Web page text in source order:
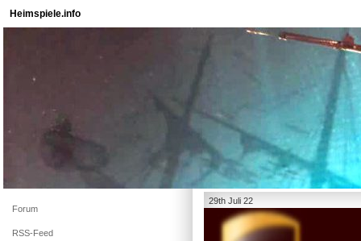
Heimspiele.info
29th Juli 22
Forum
RSS-Feed